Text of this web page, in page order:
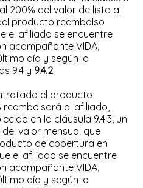
200% del valor de lista al
producto reembolso
el afiliado se encuentre
acompañante VIDA,
día y según lo
9.4 y 9.4.2
el producto
reembolsará al afiliado,
en la cláusula 9.4.3, un
valor mensual que
de cobertura en
el afiliado se encuentre
acompañante VIDA,
día y según lo